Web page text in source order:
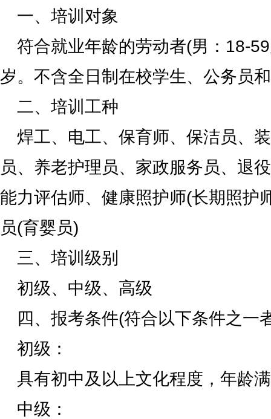
一、培训对象
符合就业年龄的劳动者(男：18-
岁。不含全日制在校学生、公务员
二、培训工种
焊工、电工、保育师、保洁员、
员、养老护理员、家政服务员、退
能力评估师、健康照护师(长期照护
员(育婴员)
三、培训级别
初级、中级、高级
四、报考条件(符合以下条件之一
初级：
具有初中及以上文化程度，年龄
中级：